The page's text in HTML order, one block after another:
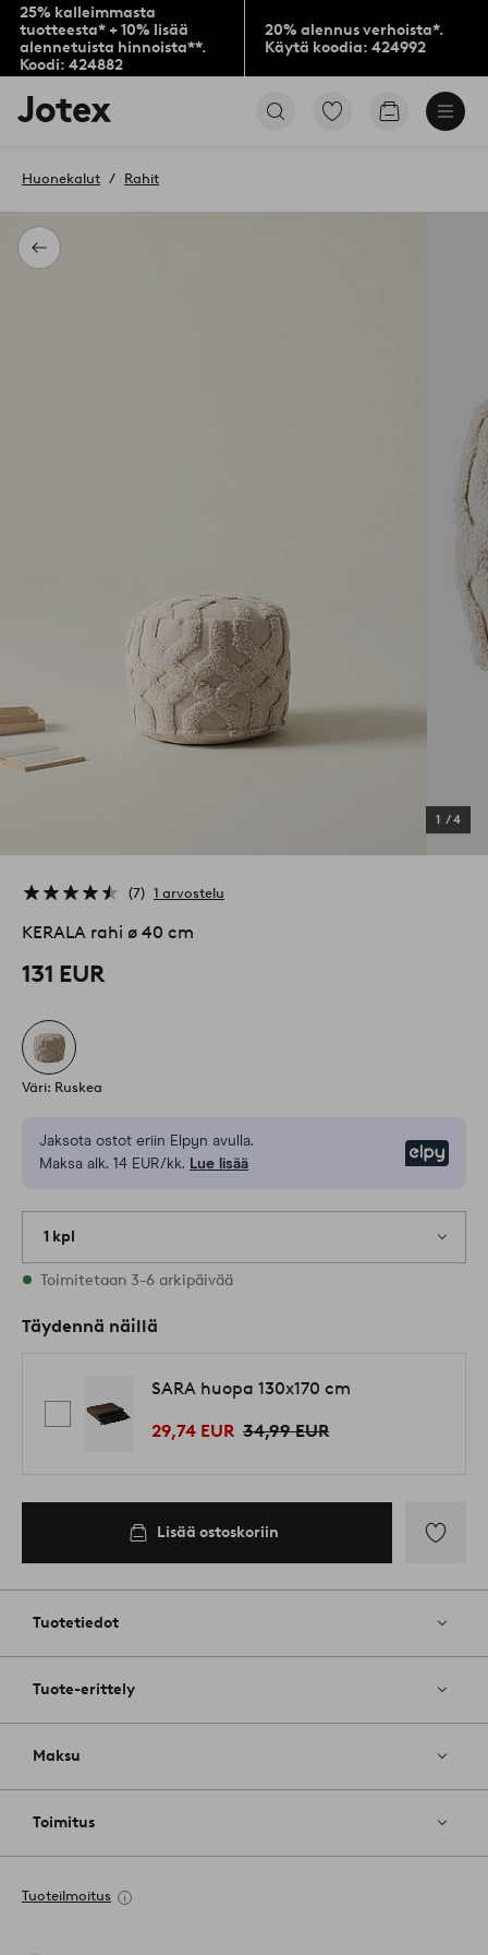
25% kalleimmasta
tuotteesta* + 10% lisää
alennetuista hinnoista**.
Koodi: 424882
20% alennus verhoista*.
Käytä koodia: 424992
Jotex-
logo
aloitussivulle
Siirry
Siirry
Takaisin
Huonekalut Rahit
1 /4
7 1 arvostelu
KERALA rahi ø 40 cm
131 EUR
Väri: Ruskea
Jaksota ostot eriin Elpyn avulla.
Maksa alk. 14 EUR/kk. Lue lisää
1 kpl
Varastossa
Toimitetaan 3-6 arkipäivää
Täydennä näillä
SARA huopa 130x170 cm
29,74 EUR 34,99 EUR
Lisää ostoskoriin
Tuotetiedot
Tuote-erittely
Maksu
Toimitus
Tuoteilmoitus